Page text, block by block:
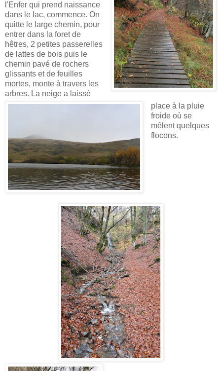
l'Enfer qui prend naissance
dans le lac, commence. On
quitte le large chemin, pour
entrer dans la foret de
hêtres, 2 petites passerelles
de lattes de bois puis le
chemin pavé de rochers
glissants et de feuilles
mortes, monte à travers les
arbres. La neige a laissé
place à la pluie
froide où se
mêlent quelques
flocons.